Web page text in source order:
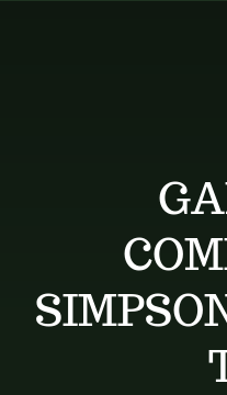
Conseils de pose